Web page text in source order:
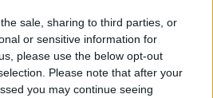
sale, sharing to third parties, or
or sensitive information for
please use the below opt-out
Please note that after your
you may continue seeing
Kortársunk a vers
különös élményben részesülhettek,
...